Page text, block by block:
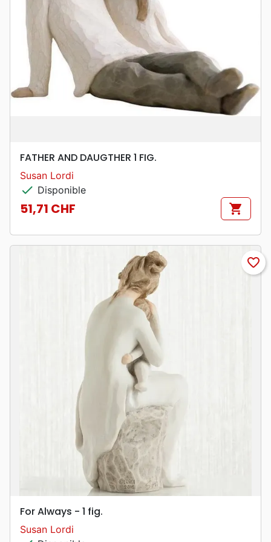
FATHER AND DAUGTHER 1 FIG.
Susan Lordi
check Disponible
Prix
51,71 CHF shopping_cart
favorite_border
For Always - 1 fig.
Susan Lordi